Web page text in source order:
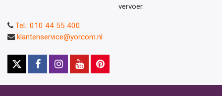
vervoer.
Tel.: 010 44 55 400
klantenservice@yorcom.nl